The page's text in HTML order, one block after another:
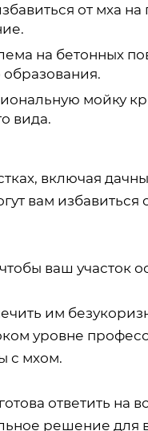
от мха на
на бетонных
мойку
вида.
включая
вам избавиться
ваш участок
им
уровне
с мхом.
ответить на
решение для